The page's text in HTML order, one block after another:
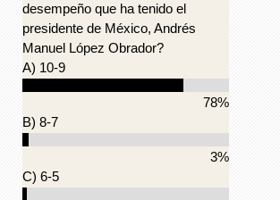
desempeño que ha tenido el
presidente de México, Andrés
Manuel López Obrador?
A) 10-9
78%
B) 8-7
3%
C) 6-5